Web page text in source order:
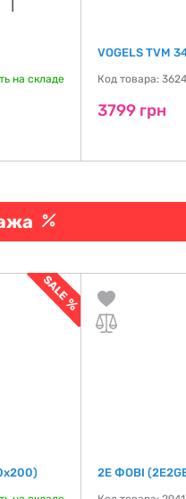
на складе
VOGELS TVM
Код товара:
3799 грн
2E ФОВІ